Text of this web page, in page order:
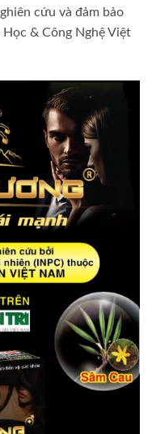
cứu và đảm bảo
& Công Nghệ Việt